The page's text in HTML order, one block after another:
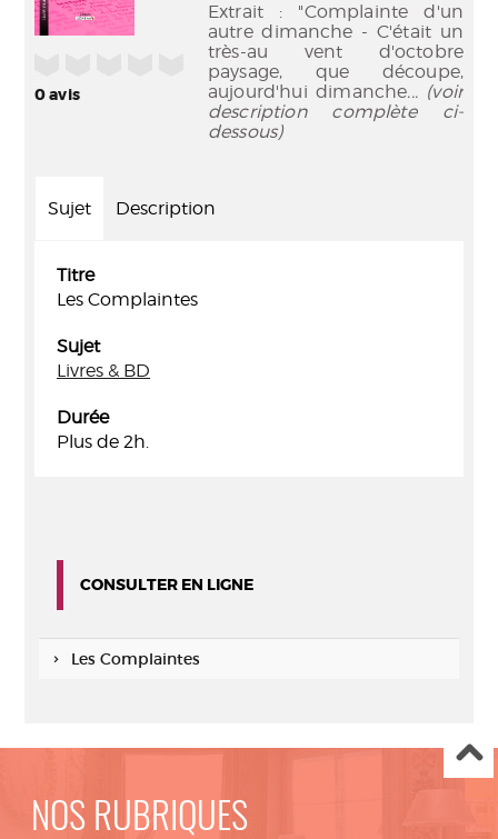
0avis
Extrait : "Complainte d'un
autre dimanche - C'était un
très-au vent d'octobre
paysage, que découpe,
aujourd'hui dimanche... (voir
description complète ci-
dessous)
Sujet Description
Titre
Les Complaintes
Sujet
Livres & BD
Durée
Plus de 2h.
CONSULTER EN LIGNE
Les Complaintes
NOS RUBRIQUES